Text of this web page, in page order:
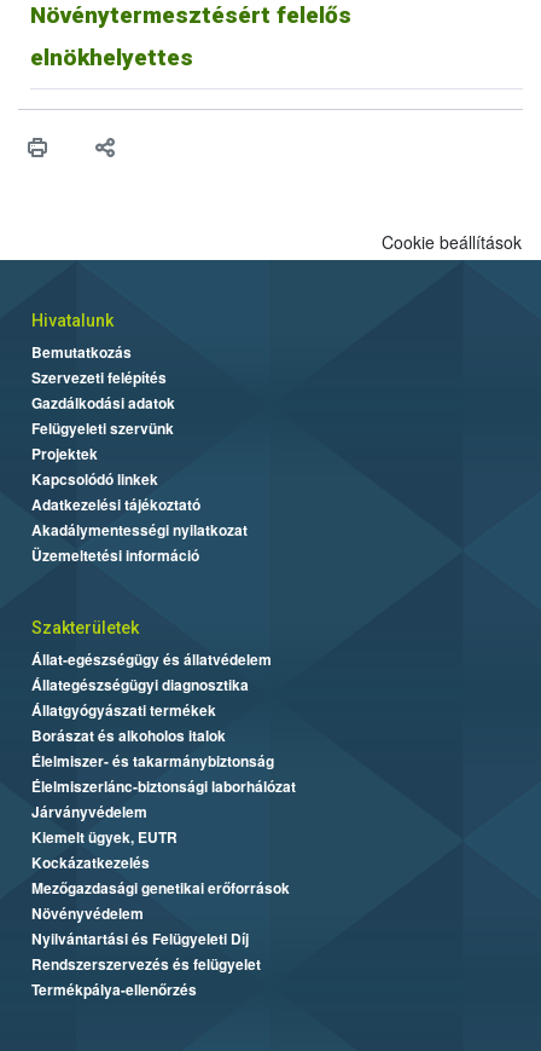
Növénytermesztésért felelős
elnökhelyettes
Cookie beállítások
Hivatalunk
Bemutatkozás
Szervezeti felépítés
Gazdálkodási adatok
Felügyeleti szervünk
Projektek
Kapcsolódó linkek
Adatkezelési tájékoztató
Akadálymentességi nyilatkozat
Üzemeltetési információ
Szakterületek
Állat-egészségügy és állatvédelem
Állategészségügyi diagnosztika
Állatgyógyászati termékek
Borászat és alkoholos italok
Élelmiszer- és takarmánybiztonság
Élelmiszerlánc-biztonsági laborhálózat
Járványvédelem
Kiemelt ügyek, EUTR
Kockázatkezelés
Mezőgazdasági genetikai erőforrások
Növényvédelem
Nyilvántartási és Felügyeleti Díj
Rendszerszervezés és felügyelet
Termékpálya-ellenőrzés